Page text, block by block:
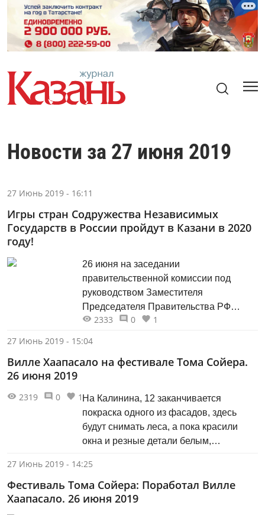
Новости за 27 июня 2019
27 Июнь 2019 - 16:11
Игры стран Содружества Независимых
Государств в России пройдут в Казани в 2020
году!
26 июня на заседании
правительственной комиссии под
руководством Заместителя
Председателя Правительства РФ
Ольги Голодец было официально
Независимых Государств в России.
2333 0
1
27 Июнь 2019 - 15:04
Вилле Хаапасало на фестивале Тома Сойера.
26 июня 2019
На Калинина, 12 заканчивается
покраска одного из фасадов, здесь
будут снимать леса, а пока красили
окна и резные детали белым,
работы приехал национальный герой
Финляндии Вилле Хаапасало, актёр и
режиссёр, со съёмочной группой. На
2319 0 1
27 Июнь 2019 - 14:25
Фестиваль Тома Сойера: Поработал Вилле
Хаапасало. 26 июня 2019